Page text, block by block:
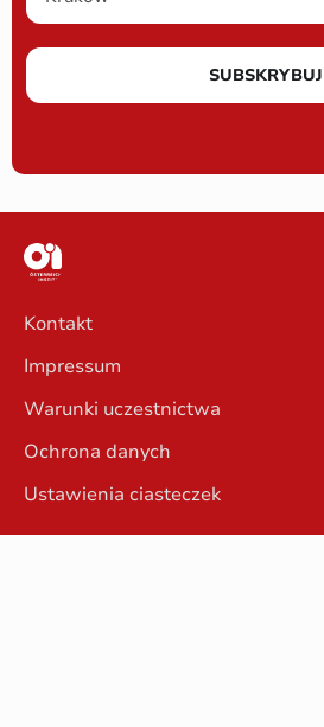
SUBSKRYBUJ
Kontakt
Impressum
Warunki uczestnictwa
Ochrona danych
Ustawienia ciasteczek